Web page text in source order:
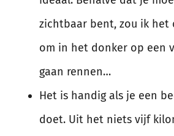
zichtbaar bent, zou ik het
om in het donker op een
gaan rennen…
Het is handig als je een
doet. Uit het niets vijf